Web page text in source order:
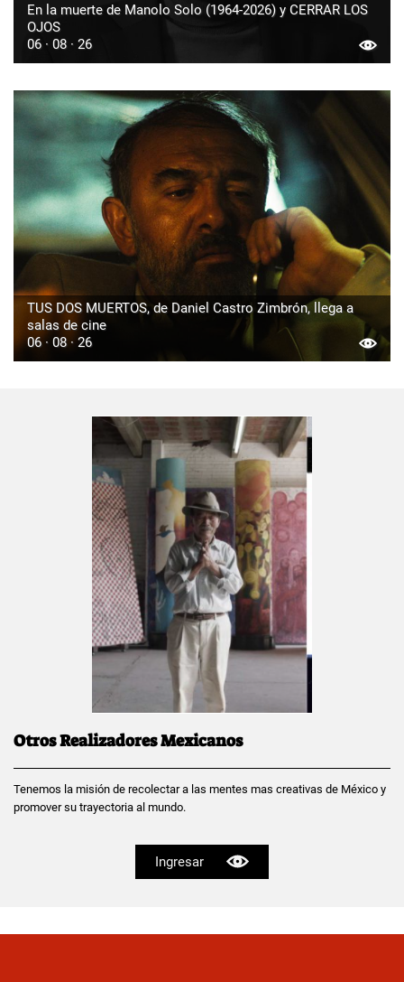
En la muerte de Manolo Solo (1964-2026) y CERRAR LOS
OJOS
06 · 08 · 26
TUS DOS MUERTOS, de Daniel Castro Zimbrón, llega a
salas de cine
06 · 08 · 26
Otros Realizadores Mexicanos
Tenemos la misión de recolectar a las mentes mas creativas de México y
promover su trayectoria al mundo.
Ingresar